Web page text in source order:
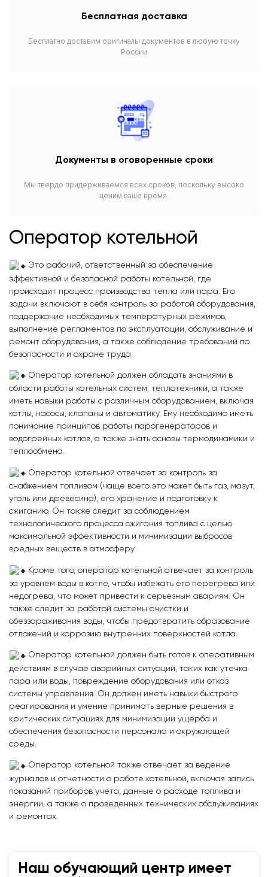
Бесплатная доставка
Бесплатно доставим оригиналы документов в любую точку
России
Документы в оговоренные сроки
Мы твердо придерживаемся всех сроков, поскольку высоко
ценим ваше время.
Оператор котельной
Это рабочий, ответственный за обеспечение
эффективной и безопасной работы котельной, где
происходит процесс производства тепла или пара. Его
задачи включают в себя контроль за работой оборудования,
поддержание необходимых температурных режимов,
выполнение регламентов по эксплуатации, обслуживание и
ремонт оборудования, а также соблюдение требований по
безопасности и охране труда.
Оператор котельной должен обладать знаниями в
области работы котельных систем, теплотехники, а также
иметь навыки работы с различным оборудованием, включая
котлы, насосы, клапаны и автоматику. Ему необходимо иметь
понимание принципов работы парогенераторов и
водогрейных котлов, а также знать основы термодинамики и
теплообмена.
Оператор котельной отвечает за контроль за
снабжением топливом (чаще всего это может быть газ, мазут,
уголь или древесина), его хранение и подготовку к
сжиганию. Он также следит за соблюдением
технологического процесса сжигания топлива с целью
максимальной эффективности и минимизации выбросов
вредных веществ в атмосферу.
Кроме того, оператор котельной отвечает за контроль
за уровнем воды в котле, чтобы избежать его перегрева или
недогрева, что может привести к серьезным авариям. Он
также следит за работой системы очистки и
обеззараживания воды, чтобы предотвратить образование
отложений и коррозию внутренних поверхностей котла.
Оператор котельной должен быть готов к оперативным
действиям в случае аварийных ситуаций, таких как утечка
пара или воды, повреждение оборудования или отказ
системы управления. Он должен иметь навыки быстрого
реагирования и умение принимать верные решения в
критических ситуациях для минимизации ущерба и
обеспечения безопасности персонала и окружающей
среды.
Оператор котельной также отвечает за ведение
журналов и отчетности о работе котельной, включая запись
показаний приборов учета, данные о расходе топлива и
энергии, а также о проведенных технических обслуживаниях
и ремонтах.
Наш обучающий центр имеет